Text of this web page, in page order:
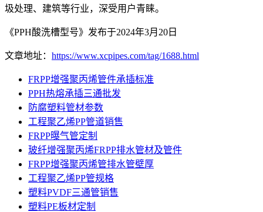
圾处理、建筑等行业，深受用户青睐。
《PPH酸洗槽型号》发布于2024年3月20日
文章地址： https://www.xcpipes.com/tag/1688.html
FRPP增强聚丙烯管件承插标准
PPH热熔承插三通批发
防腐塑料管材参数
工程聚乙烯PP管道销售
FRPP曝气管定制
玻纤增强聚丙烯FRPP排水管材及管件
FRPP增强聚丙烯管排水管壁厚
工程聚乙烯PP管规格
塑料PVDF三通管销售
塑料PE板材定制